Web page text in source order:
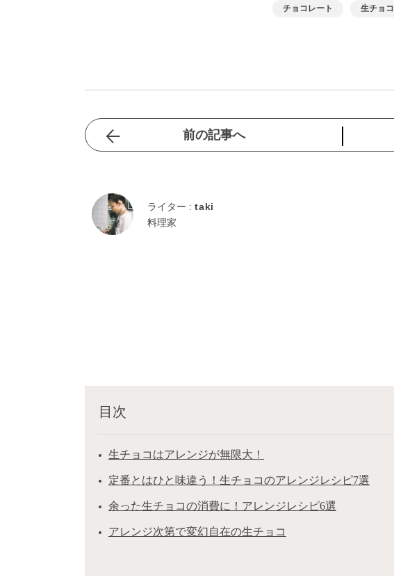
チョコレート 生チョコ
前の記事へ
ライター : taki
料理家
目次
生チョコはアレンジが無限大！
定番とはひと味違う！生チョコのアレンジレシピ7選
余った生チョコの消費に！アレンジレシピ6選
アレンジ次第で変幻自在の生チョコ